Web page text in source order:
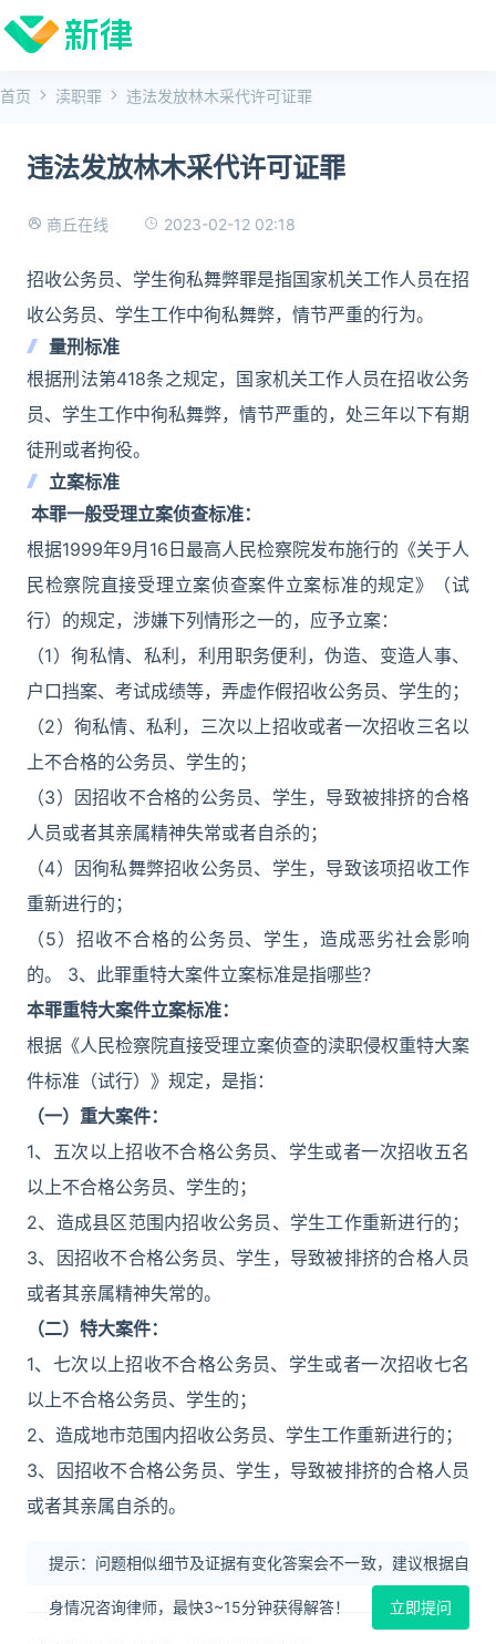
首页 渎职罪 违法发放林木采代许可证罪
违法发放林木采代许可证罪
商丘在线 2023-02-12 02:18
招收公务员、学生徇私舞弊罪是指国家机关工作人员在招
收公务员、学生工作中徇私舞弊，情节严重的行为。
量刑标准
根据刑法第418条之规定，国家机关工作人员在招收公务
员、学生工作中徇私舞弊，情节严重的，处三年以下有期
徒刑或者拘役。
立案标准
本罪一般受理立案侦查标准：
根据1999年9月16日最高人民检察院发布施行的《关于人
民检察院直接受理立案侦查案件立案标准的规定》（试
行）的规定，涉嫌下列情形之一的，应予立案：
（1）徇私情、私利，利用职务便利，伪造、变造人事、
户口挡案、考试成绩等，弄虚作假招收公务员、学生的；
（2）徇私情、私利，三次以上招收或者一次招收三名以
上不合格的公务员、学生的；
（3）因招收不合格的公务员、学生，导致被排挤的合格
人员或者其亲属精神失常或者自杀的；
（4）因徇私舞弊招收公务员、学生，导致该项招收工作
重新进行的；
（5）招收不合格的公务员、学生，造成恶劣社会影响
的。 3、此罪重特大案件立案标准是指哪些？
本罪重特大案件立案标准：
根据《人民检察院直接受理立案侦查的渎职侵权重特大案
件标准（试行）》规定，是指：
（一）重大案件：
1、五次以上招收不合格公务员、学生或者一次招收五名
以上不合格公务员、学生的；
2、造成县区范围内招收公务员、学生工作重新进行的；
3、因招收不合格公务员、学生，导致被排挤的合格人员
或者其亲属精神失常的。
（二）特大案件：
1、七次以上招收不合格公务员、学生或者一次招收七名
以上不合格公务员、学生的；
2、造成地市范围内招收公务员、学生工作重新进行的；
3、因招收不合格公务员、学生，导致被排挤的合格人员
或者其亲属自杀的。
提示：问题相似细节及证据有变化答案会不一致，建议根据自
身情况咨询律师，最快3~15分钟获得解答！ 立即提问